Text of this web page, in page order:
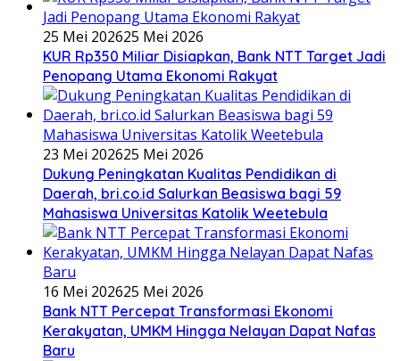
25 Mei 202625 Mei 2026
KUR Rp350 Miliar Disiapkan, Bank NTT Target Jadi
Penopang Utama Ekonomi Rakyat
23 Mei 202625 Mei 2026
Dukung Peningkatan Kualitas Pendidikan di
Daerah, bri.co.id Salurkan Beasiswa bagi 59
Mahasiswa Universitas Katolik Weetebula
16 Mei 202625 Mei 2026
Bank NTT Percepat Transformasi Ekonomi
Kerakyatan, UMKM Hingga Nelayan Dapat Nafas
Baru